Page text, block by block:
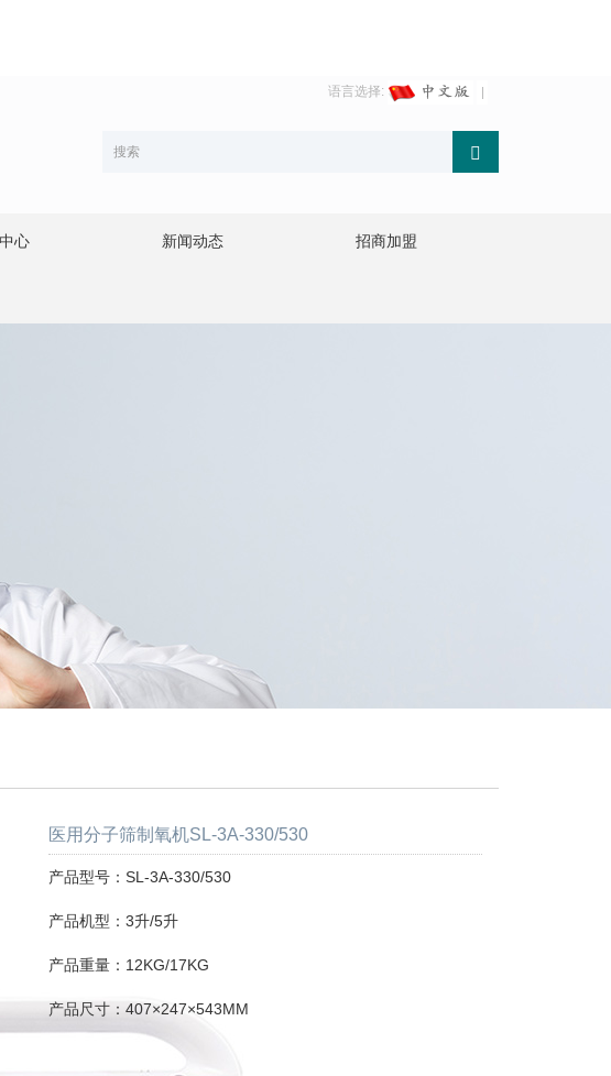
语言选择:
心 新闻动态 招商加盟
医用分子筛制氧机SL-3A-330/530
产品型号：SL-3A-330/530
产品机型：3升/5升
产品重量：12KG/17KG
产品尺寸：407×247×543MM